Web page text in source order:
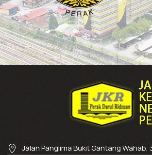
Jalan Panglima Bukit Gantang Wahab,